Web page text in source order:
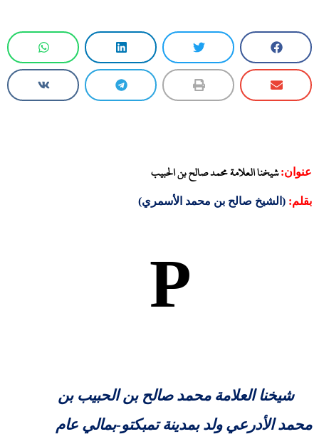
عنوان:شيخنا العلامة محمد صالح بن الحبيب
بقلم: (الشيخ صالح بن محمد الأسمري)
P
شيخنا العلامة محمد صالح بن الحبيب بن
محمد الأدرعيولد بمدينة تمبكتو-بمالي عام